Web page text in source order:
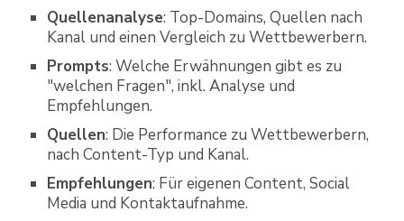
Quellenanalyse: Top-Domains, Quellen nach
Kanal und einen Vergleich zu Wettbewerbern.
Prompts: Welche Erwähnungen gibt es zu
"welchen Fragen", inkl. Analyse und
Empfehlungen.
Quellen: Die Performance zu Wettbewerbern,
nach Content-Typ und Kanal.
Empfehlungen: Für eigenen Content, Social
Media und Kontaktaufnahme.